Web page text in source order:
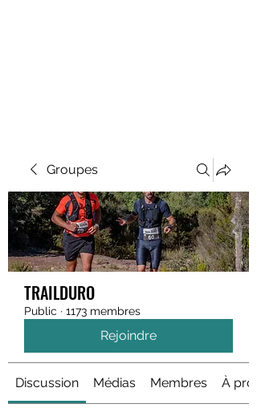
Groupes
TRAILDURO
Public · 1173 membres
Rejoindre
Discussion Médias Membres À